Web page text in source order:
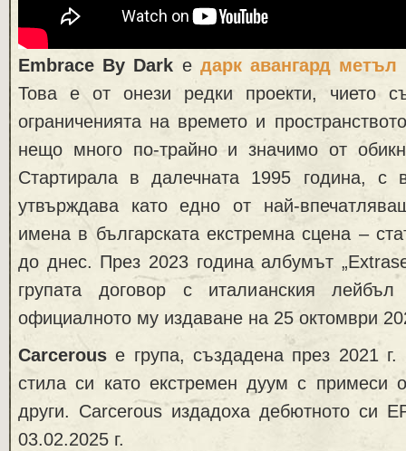
Embrace By Dark е дарк авангард метъл
Това е от онези редки проекти, чието
ограниченията на времето и
нещо много по-трайно и значимо от
Стартирала в далечната 1995 година, с
утвърждава като едно от най-
имена в българската екстремна сцена –
до днес. През 2023 година албумът
групата договор с италианския лейбъл
официалното му издаване на 25 октомври
Carcerous е група, създадена през 2021
стила си като екстремен дуум с примеси
други. Carcerous издадоха дебютното си
03.02.2025 г.